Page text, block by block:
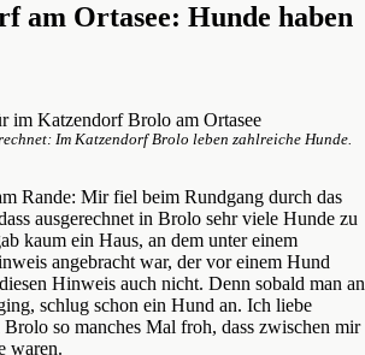
am Ortasee: Hunde haben
Im Katzendorf Brolo leben zahlreiche Hunde.
Rande: Mir fiel beim Rundgang durch das
ausgerechnet in Brolo sehr viele Hunde zu
kaum ein Haus, an dem unter einem
angebracht war, der vor einem Hund
Hinweis auch nicht. Denn sobald man an
schlug schon ein Hund an. Ich liebe
so manches Mal froh, dass zwischen mir
waren.